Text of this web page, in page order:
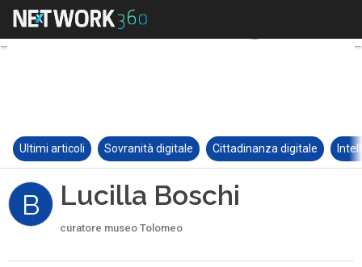
Ultimi articoli Sovranità digitale Cittadinanza digitale
B Lucilla Boschi
curatore museo Tolomeo